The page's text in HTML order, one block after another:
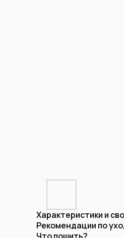
Характеристики и
Рекомендации по